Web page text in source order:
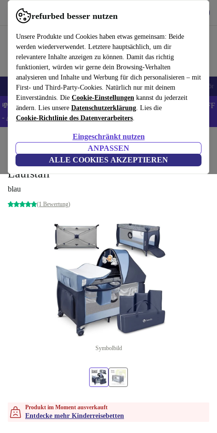
refurbed besser nutzen
Unsere Produkte und Cookies haben etwas gemeinsam: Beide
werden wiederverwendet. Letztere hauptsächlich, um dir
relevantere Inhalte anzeigen zu können. Damit das richtig
funktioniert, würden wir gerne dein Browsing-Verhalten
analysieren und Inhalte und Werbung für dich personalisieren – mit
First- und Third-Party-Cookies. Natürlich nur mit deinem
Einverständnis. Die Cookie-Einstellungen kannst du jederzeit
ändern. Lies unsere Datenschutzerklärung. Lies die
Cookie-Richtlinie des Datenverarbeiters.
Eingeschränkt nutzen
ANPASSEN
ALLE COOKIES AKZEPTIEREN
refurbed schnell und einfach nutzen
🎒 Back to school Handys Laptops Tablets Smartwatches Zubehör
💸Spare 8% EXTRA auf MacBooks und iPads – Code: BACK8OFF
- AGB
Kinderbetten Kinderreisebetten
Lionelo Sven Plus 4-in-1 Babybett und
Laufstall
blau
(1 Bewertung)
Symbolbild
Produkt im Moment ausverkauft
Entdecke mehr Kinderreisebetten